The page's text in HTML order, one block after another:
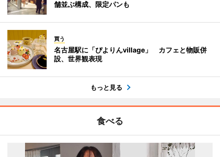
舗並ぶ構成、限定パンも
買う
名古屋駅に「ぴよりんvillage」 カフェと物販併
設、世界観表現
もっと見る
食べる